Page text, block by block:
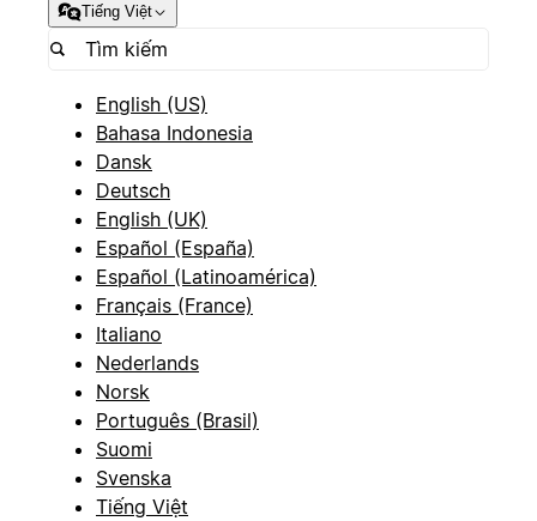
Tiếng Việt
English (US)
Bahasa Indonesia
Dansk
Deutsch
English (UK)
Español (España)
Español (Latinoamérica)
Français (France)
Italiano
Nederlands
Norsk
Português (Brasil)
Suomi
Svenska
Tiếng Việt